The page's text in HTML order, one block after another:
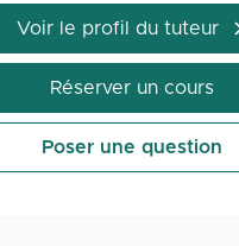
Voir le profil du tuteur
Réserver un cours
Poser une question